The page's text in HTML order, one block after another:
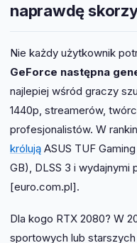
naprawdę
Nie każdy użytkownik
GeForce następna
najlepiej wśród graczy
1440p, streamerów,
profesjonalistów. W
królują ASUS TUF
GB), DLSS 3 i wydajnymi
[euro.com.pl].
Dla kogo RTX 2080? W
sportowych lub starszych